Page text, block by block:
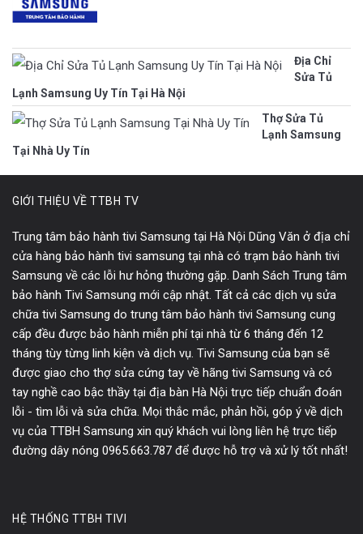
Địa Chỉ
Sửa Tủ
Lạnh Samsung Uy Tín Tại Hà Nội
Thợ Sửa Tủ
Lạnh Samsung
Tại Nhà Uy Tín
GIỚI THIỆU VỀ TTBH TV
Trung tâm bảo hành tivi Samsung tại Hà Nội Dũng Văn ở địa chỉ
cửa hàng bảo hành tivi samsung tại nhà có trạm bảo hành tivi
Samsung về các lỗi hư hỏng thường gặp. Danh Sách Trung tâm
bảo hành Tivi Samsung mới cập nhật. Tất cả các dịch vụ sửa
chữa tivi Samsung do trung tâm bảo hành tivi Samsung cung
cấp đều được bảo hành miễn phí tại nhà từ 6 tháng đến 12
tháng tùy từng linh kiện và dịch vụ. Tivi Samsung của bạn sẽ
được giao cho thợ sửa cứng tay về hãng tivi Samsung và có
tay nghề cao bậc thầy tại địa bàn Hà Nội trực tiếp chuẩn đoán
lỗi - tìm lỗi và sửa chữa. Mọi thắc mắc, phản hồi, góp ý về dịch
vụ của TTBH Samsung xin quý khách vui lòng liên hệ trực tiếp
đường dây nóng 0965.663.787 để được hỗ trợ và xử lý tốt nhất!
HỆ THỐNG TTBH TIVI